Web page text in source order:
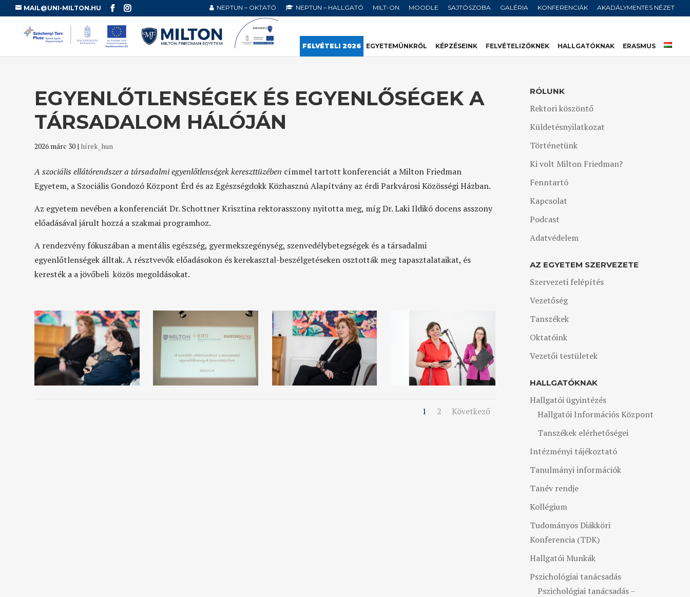
MAIL@UNI-MILTON.HU NEPTUN – OKTATÓ NEPTUN – HALLGATÓ MILT-ON MOODLE SAJTÓSZOBA GALÉRIA KONFERENCIÁK AKADÁLYMENTES NÉZET
FELVÉTELI 2026 EGYETEMÜNKRŐL KÉPZÉSEINK FELVÉTELIZŐKNEK HALLGATÓKNAK ERASMUS
EGYENLŐTLENSÉGEK ÉS EGYENLŐSÉGEK A
TÁRSADALOM HÁLÓJÁN
2026 márc 30 | hírek_hun
A szociális ellátórendszer a társadalmi egyenlőtlenségek kereszttüzében címmel tartott konferenciát a Milton Friedman
Egyetem, a Szociális Gondozó Központ Érd és az Egészségdokk Közhasznú Alapítvány az érdi Parkvárosi Közösségi Házban.
Az egyetem nevében a konferenciát Dr. Schottner Krisztina rektorasszony nyitotta meg, míg Dr. Laki Ildikó docens asszony
előadásával járult hozzá a szakmai programhoz.
A rendezvény fókuszában a mentális egészség, gyermekszegénység, szenvedélybetegségek és a társadalmi
egyenlőtlenségek álltak. A résztvevők előadásokon és kerekasztal-beszélgetéseken osztották meg tapasztalataikat, és
keresték a a jövőbeli közös megoldásokat.
1 2 Következő
RÓLUNK
Rektori köszöntő
Küldetésnyilatkozat
Történetünk
Ki volt Milton Friedman?
Fenntartó
Kapcsolat
Podcast
Adatvédelem
AZ EGYETEM SZERVEZETE
Szervezeti felépítés
Vezetőség
Tanszékek
Oktatóink
Vezetői testületek
HALLGATÓKNAK
Hallgatói ügyintézés
Hallgatói Információs Központ
Tanszékek elérhetőségei
Intézményi tájékoztató
Tanulmányi információk
Tanév rendje
Kollégium
Tudományos Diákköri
Konferencia (TDK)
Hallgatói Munkák
Pszichológiai tanácsadás
Pszichológiai tanácsadás –